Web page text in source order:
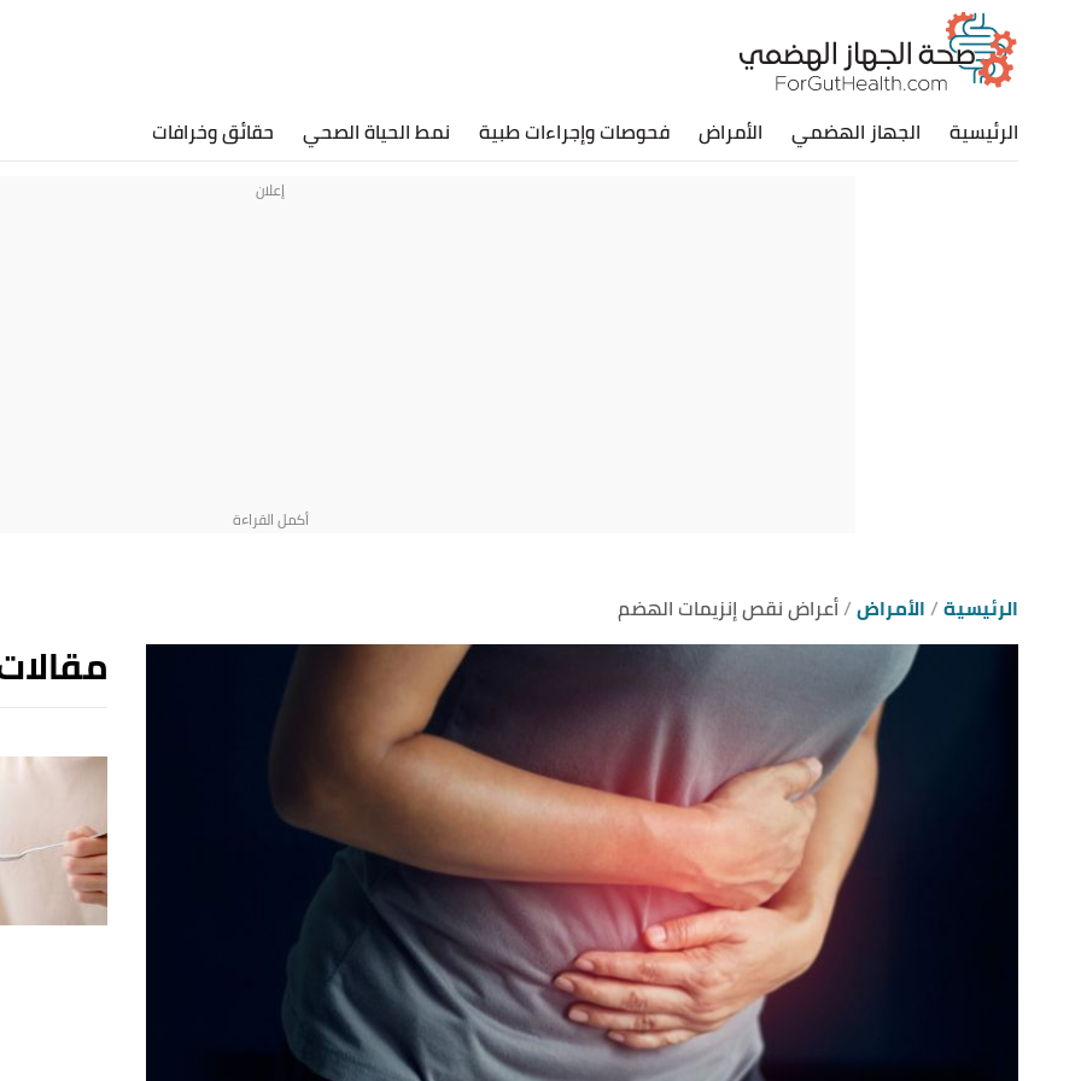
الرئيسية الجهاز الهضمي الأمراض فحوصات وإجراءات طبية نمط الحياة الصحي حقائق وخرافات
الرئيسية الأمراض أعراض نقص إنزيمات الهضم